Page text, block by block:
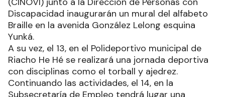
Discapacidad inaugurarán un mural del alfabeto
Braille en la avenida González Lelong esquina
Yunká.
A su vez, el 13, en el Polideportivo municipal de
Riacho He Hé se realizará una jornada deportiva
con disciplinas como el torball y ajedrez.
Continuando las actividades, el 14, en la
Subsecretaría de Empleo tendrá lugar una